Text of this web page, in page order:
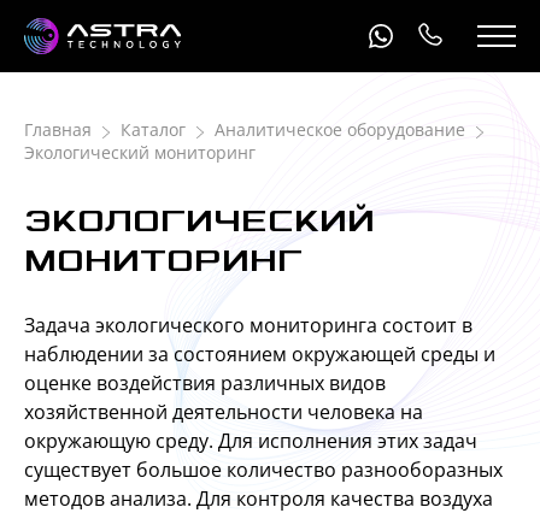
Главная Каталог
Аналитическое оборудование
Экологический мониторинг
ЭКОЛОГИЧЕСКИЙ
МОНИТОРИНГ
Задача экологического мониторинга состоит в
наблюдении за состоянием окружающей среды и
оценке воздействия различных видов
хозяйственной деятельности человека на
окружающую среду. Для исполнения этих задач
существует большое количество разнооборазных
методов анализа. Для контроля качества воздуха